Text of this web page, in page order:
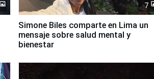
7
Simone Biles comparte en Lima un
mensaje sobre salud mental y
bienestar